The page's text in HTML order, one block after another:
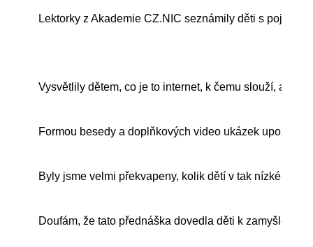
Lektorky z Akademie CZ.NIC seznámily děti s pojmem
Vysvětlily dětem, co je to internet, k čemu slouží, a
Formou besedy a doplňkových video ukázek
Byly jsme velmi překvapeny, kolik dětí v tak nízkém
Doufám, že tato přednáška dovedla děti k zamyšlení